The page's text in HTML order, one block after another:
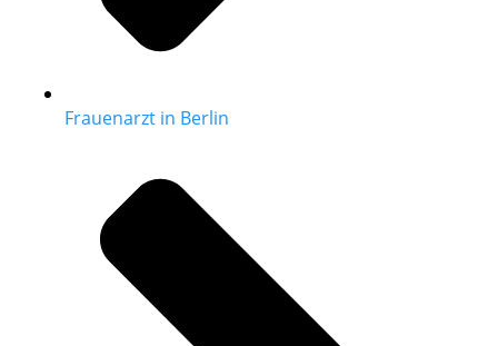
Frauenarzt in Berlin